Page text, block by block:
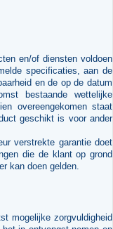
en/of diensten voldoen
specificaties, aan de
en de op de datum
bestaande wettelijke
overeengekomen staat
geschikt is voor ander
verstrekte garantie doet
die de klant op grond
kan doen gelden.
mogelijke zorgvuldigheid